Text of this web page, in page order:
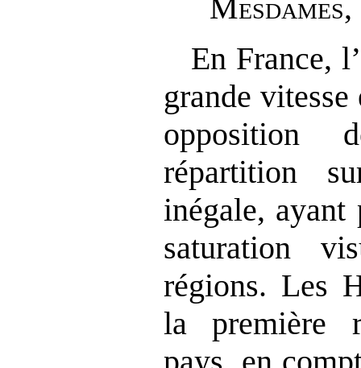
Mesdames
En France,
grande
opposition
répartition
inégale, ayant
saturation
régions. Les
la première